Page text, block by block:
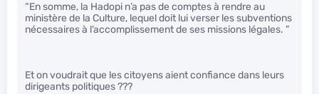
“En somme, la Hadopi n’a pas de comptes à rendre au
ministère de la Culture, lequel doit lui verser les subventions
nécessaires à l’accomplissement de ses missions légales. ”
Et on voudrait que les citoyens aient confiance dans leurs
dirigeants politiques ???